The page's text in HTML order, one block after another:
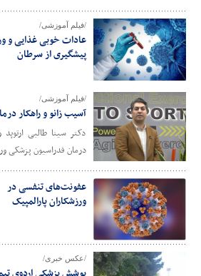
/فیلم آموزشی/
عادات خوبی غذایی و
پیشگیری از سرطان
/فیلم آموزشی/
آسیب زانو و راهکار
دکتر سینا طالبی
درمان فدراسیون پزشکی
عفونت‌های تنفسی در
ورزشکاران پارالمپیک
/عکس خبری/